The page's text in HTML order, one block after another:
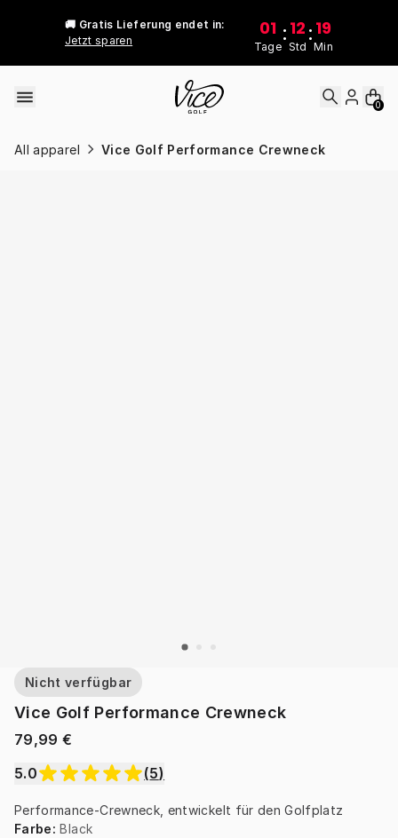
🚚 Gratis Lieferung endet in:
Jetzt sparen
01
Tage
: 12
Std
: 19
Min
0
All apparel Vice Golf Performance Crewneck
Nicht verfügbar
Vice Golf Performance Crewneck
79,99 €
5.0
(5)
Performance-Crewneck, entwickelt für den Golfplatz
Farbe: Black